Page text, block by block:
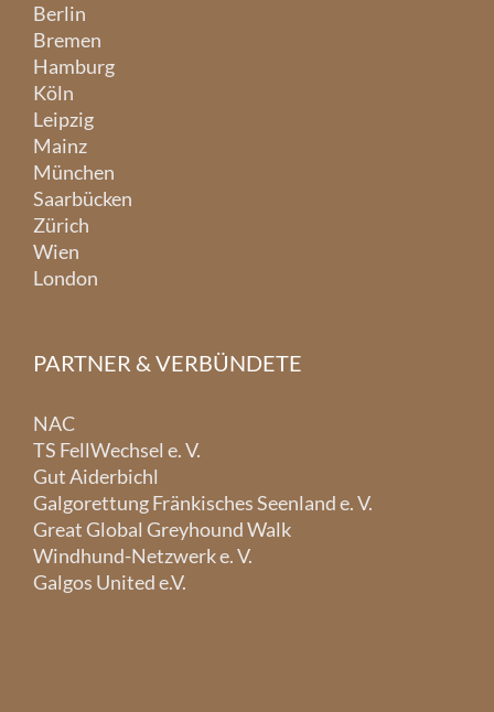
Berlin
Bremen
Hamburg
Köln
Leipzig
Mainz
München
Saarbücken
Zürich
Wien
London
PARTNER & VERBÜNDETE
NAC
TS FellWechsel e. V.
Gut Aiderbichl
Galgorettung Fränkisches Seenland e. V.
Great Global Greyhound Walk
Windhund-Netzwerk e. V.
Galgos United e.V.